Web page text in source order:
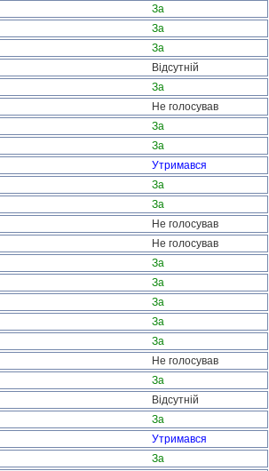
За
За
За
Відсутній
За
Не голосував
За
За
Утримався
За
За
Не голосував
Не голосував
За
За
За
За
За
Не голосував
За
Відсутній
За
Утримався
За